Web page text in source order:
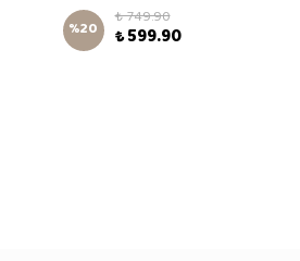
%20 ₺ 749.90
₺ 599.90